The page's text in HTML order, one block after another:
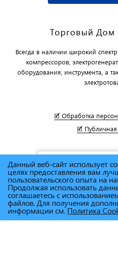
Торговый Дом
Всегда в наличии широкий
компрессоров,
оборудования, инструмента, а
🗹 Обработка
🗹 Публичная
Позвоните нам!
Данный веб-сайт использует
целях предоставления вам
пользовательского опыта на
Продолжая использовать
соглашаетесь с
файлов. Для получения
информации см.Политика